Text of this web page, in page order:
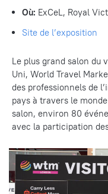
Où: ExCeL, Royal
Site de l’exposition
Le plus grand salon du
Uni, World Travel
des professionnels de
pays à travers le
salon, environ 80
avec la participation